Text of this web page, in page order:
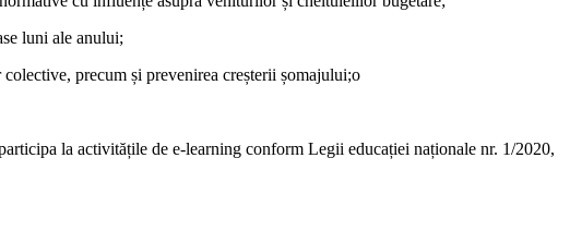
luni ale anului;
precum și prevenirea creșterii șomajului;o
la activitățile de e-learning conform Legii educației naționale nr. 1/2020,